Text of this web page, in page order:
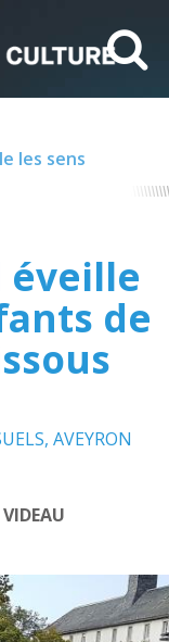
les sens
éveille
de
, AVEYRON